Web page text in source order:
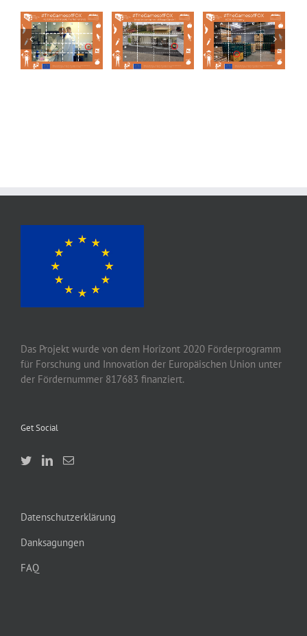
Das Projekt wurde von dem Horizont 2020 Förderprogramm
für Forschung und Innovation der Europäischen Union unter
der Fördernummer 817683 finanziert.
Get Social
Datenschutzerklärung
Danksagungen
FAQ